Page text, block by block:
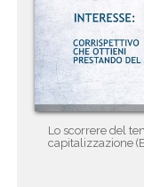
Lo scorrere del
capitalizzazione